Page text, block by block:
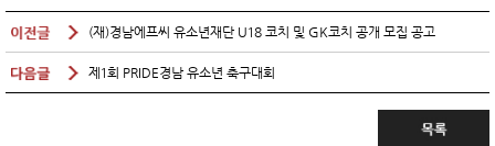
(재)경남에프씨 유소년재단 U18 코치 및 GK코치 공개 모집 공고
제1회 PRIDE경남 유소년 축구대회